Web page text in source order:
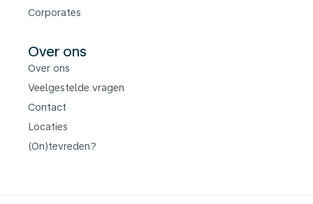
Corporates
Over ons
Over ons
Veelgestelde vragen
Contact
Locaties
(On)tevreden?